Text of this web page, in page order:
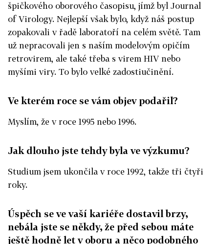
špičkového oborového časopisu, jímž byl Journal
of Virology. Nejlepší však bylo, když náš postup
zopakovali v řadě laboratoří na celém světě. Tam
už nepracovali jen s naším modelovým opičím
retrovirem, ale také třeba s virem HIV nebo
myšími viry. To bylo velké zadostiučinění.
Ve kterém roce se vám objev podařil?
Myslím, že v roce 1995 nebo 1996.
Jak dlouho jste tehdy byla ve výzkumu?
Studium jsem ukončila v roce 1992, takže tři čtyři
roky.
Úspěch se ve vaší kariéře dostavil brzy,
nebála jste se někdy, že před sebou máte
ještě hodně let v oboru a něco podobného